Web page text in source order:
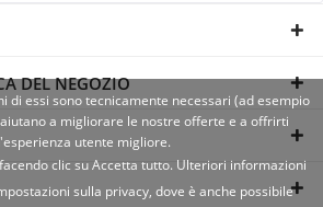
DEL NEGOZIO
di essi sono tecnicamente necessari (ad esempio
a migliorare le nostre offerte e a offrirti
utente migliore.
clic su Accetta tutto. Ulteriori informazioni
sulla privacy, dove è anche possibile